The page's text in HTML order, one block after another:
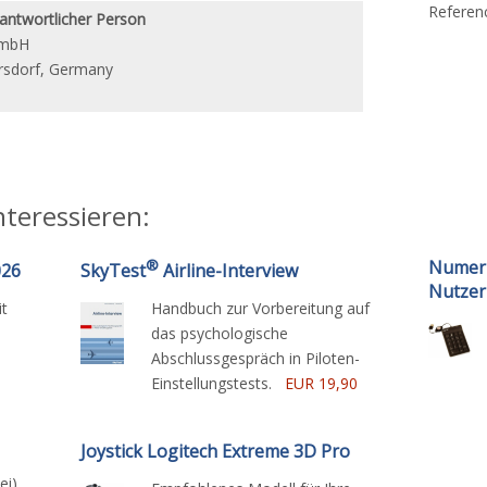
Person
Germany
SkyTest® Airline-Interview
Handbuch zur Vorbereitung auf
das psychologische
Abschlussgespräch in Piloten-
Einstellungstests. EUR 19,90
Joystick Logitech Extreme 3D Pro
Nutzer